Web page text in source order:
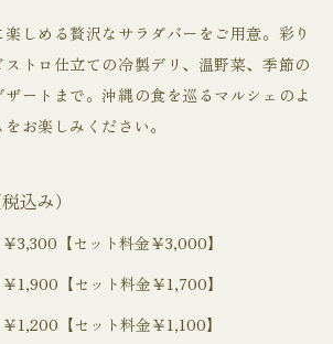
しめる贅沢なサラダバーをご用意。彩り
トロ仕立ての冷製デリ、温野菜、季節の
ートまで。沖縄の食を巡るマルシェのよ
お楽しみください。
込み）
￥3,300【セット料金￥3,000】
￥1,900【セット料金￥1,700】
￥1,200【セット料金￥1,100】